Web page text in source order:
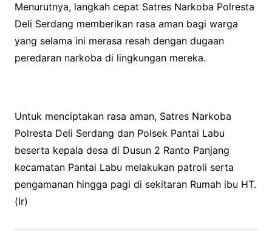
Menurutnya, langkah cepat Satres Narkoba Polresta
Deli Serdang memberikan rasa aman bagi warga
yang selama ini merasa resah dengan dugaan
peredaran narkoba di lingkungan mereka.
Untuk menciptakan rasa aman, Satres Narkoba
Polresta Deli Serdang dan Polsek Pantai Labu
beserta kepala desa di Dusun 2 Ranto Panjang
kecamatan Pantai Labu melakukan patroli serta
pengamanan hingga pagi di sekitaran Rumah ibu HT.
(Ir)